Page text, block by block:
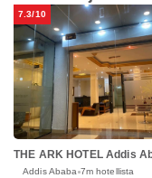
7.3/10
THE ARK HOTEL Addis
Addis Ababa 7m hotellista